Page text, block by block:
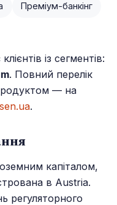
Преміум-банкінг
із сегментів:
. Повний перелік
— на
.
капіталом,
в Austria.
регуляторного